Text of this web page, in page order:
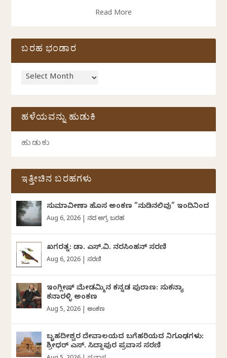
Read More
ಬರಹ ಭಂಡಾರ
ಹಳೆಯವನ್ನು ಹುಡುಕಿ
ಇತ್ತೀಚಿನ ಬರಹಗಳು
ಸುಮಾವೀಣಾ ಹೊಸ ಅಂಕಣ “ನುಡಿನಲಿವು” ಇಂದಿನಿಂದ
Aug 6, 2026 ದಿನದ ಅಗ್ರ ಬರಹ
ಖಗರತ್ನ: ಡಾ. ಎಸ್.ವಿ. ನರಸಿಂಹನ್‌‌ ಸರಣಿ
Aug 6, 2026 ಸರಣಿ
ಇಂಗ್ಲೀಷ್ ಮೇಡಮ್ಮಿನ ಕನ್ನಡ ಪುರಾಣ: ಸುಕನ್ಯಾ
ಕನಾರಳ್ಳಿ ಅಂಕಣ
Aug 5, 2026 ಅಂಕಣ
ಬೃಹದೀಶ್ವರ ದೇವಾಲಯದ ಬಗೆಹರಿಯದ ನಿಗೂಢಗಳು:
ಶ್ರೀಧರ್‌ ಎಸ್.‌ ಸಿದ್ದಾಪುರ ಪ್ರವಾಸ ಸರಣಿ